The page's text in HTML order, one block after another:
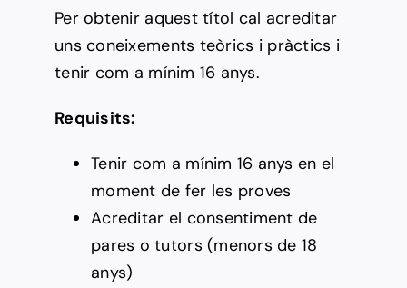
Per obtenir aquest títol cal acreditar
uns coneixements teòrics i pràctics i
tenir com a mínim 16 anys.
Requisits:
Tenir com a mínim 16 anys en el
moment de fer les proves
Acreditar el consentiment de
pares o tutors (menors de 18
anys)